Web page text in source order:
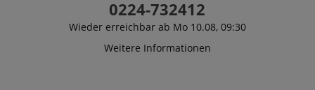
0224-732412
Wieder erreichbar ab Mo 10.08, 09:30
Weitere Informationen